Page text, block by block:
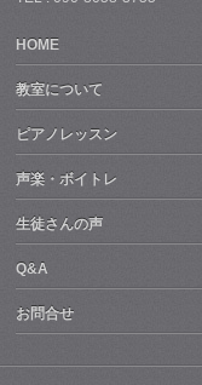
HOME
教室について
ピアノレッスン
声楽・ボイトレ
生徒さんの声
Q&A
お問合せ